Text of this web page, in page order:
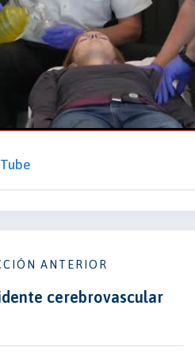
ANTERIOR
cerebrovascular